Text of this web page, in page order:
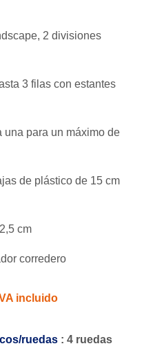
2 divisiones
3 filas con estantes
una para un máximo de
de plástico de 15 cm
cm
corredero
incluido
ruedas : 4 ruedas